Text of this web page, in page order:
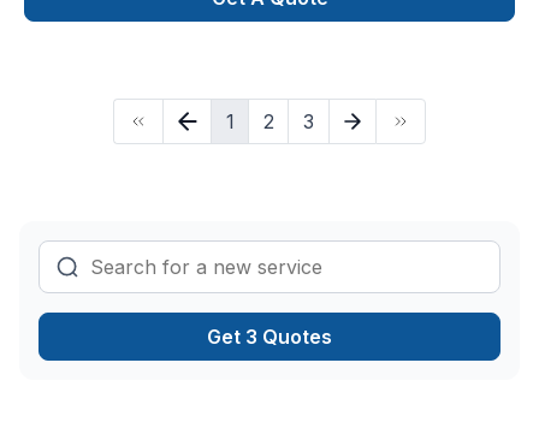
Québec(CCQ). Tous les employés possèdent leur carte de
redimensionner une entrée électrique, ajouter des
branchements du distributeur ou simplement l'installation
d'une borne de recharge. Du début à la fin du projet, on
contacter. Erik Matteau
1 2 3
Get 3 Quotes